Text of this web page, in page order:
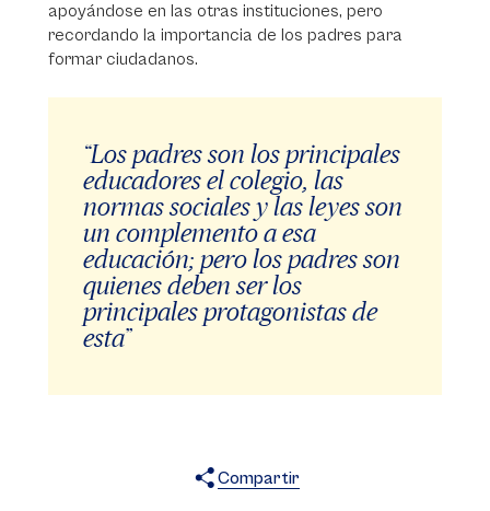
apoyándose en las otras instituciones, pero
recordando la importancia de los padres para
formar ciudadanos.
“Los padres son los principales
educadores el colegio, las
normas sociales y las leyes son
un complemento a esa
educación; pero los padres son
quienes deben ser los
principales protagonistas de
esta”
Compartir